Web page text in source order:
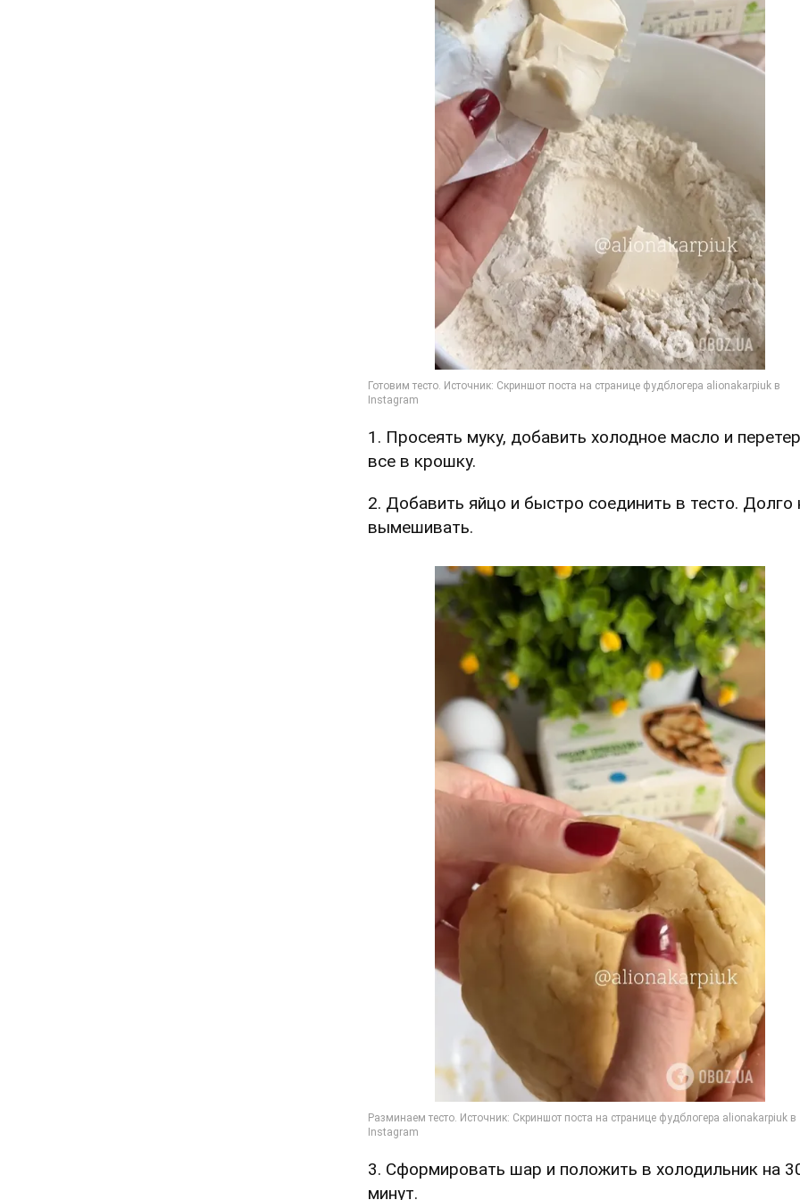
1. Просеять муку, добавить холодное масло и
все в крошку.
2. Добавить яйцо и быстро соединить в тесто. Долго
вымешивать.
3. Сформировать шар и положить в холодильник на
минут.